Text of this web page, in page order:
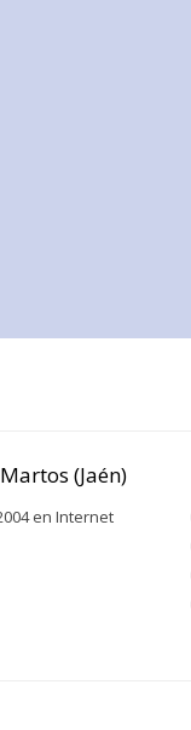
(Jaén)
en Internet